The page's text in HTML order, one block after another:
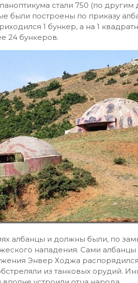
стали 750 (по
были построены по приказу
1 бункер, а на 1
24 бункеров.
албанцы и должны были, по
нападения. Сами
Энвер Ходжа
из танковых орудий.